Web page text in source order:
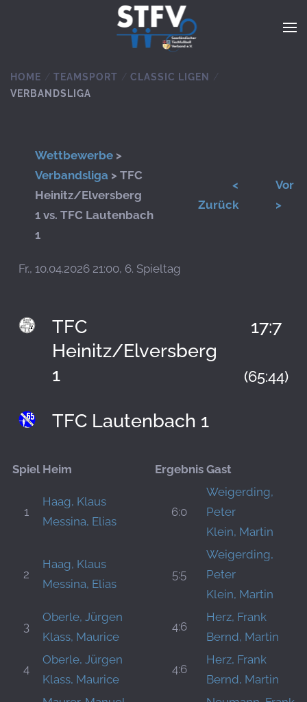
Zum Hauptinhalt springen
HOME TEAMSPORT
CLASSIC LIGEN
VERBANDSLIGA
Wettbewerbe >
Verbandsliga > TFC
Heinitz/Elversberg
1 vs. TFC Lautenbach
1
<
Zurück
Vor
>
Fr., 10.04.2026 21:00, 6. Spieltag
TFC
Heinitz/Elversberg
1
17:7
(65:44)
TFC Lautenbach 1
Spiel Heim Ergebnis Gast
1
Haag, Klaus
Messina, Elias
6:0
Weigerding,
Peter
Klein, Martin
2
Haag, Klaus
Messina, Elias
5:5
Weigerding,
Peter
Klein, Martin
3
Oberle, Jürgen
Klass, Maurice
4:6
Herz, Frank
Bernd, Martin
4
Oberle, Jürgen
Klass, Maurice
4:6
Herz, Frank
Bernd, Martin